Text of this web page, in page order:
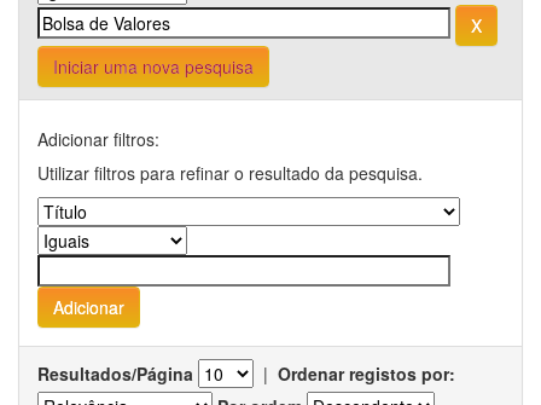
Iniciar uma nova pesquisa
Adicionar filtros:
Utilizar filtros para refinar o resultado da pesquisa.
Resultados/Página | Ordenar registos por: